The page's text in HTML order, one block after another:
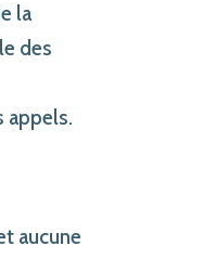
la
des
appels.
aucune